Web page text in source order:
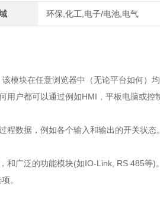
环保,化工,电子/电池,电气
模块在任意浏览器中（无论平台如何）
用户都可以通过例如HMI，平板电脑或控
数据，例如各个输入和输出的开关状态
和广泛的功能模块(如IO-Link, RS 485等)
。